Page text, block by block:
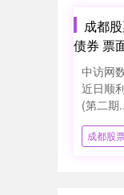
成都
债券 票
中访网
近日顺
(第二期
成都股